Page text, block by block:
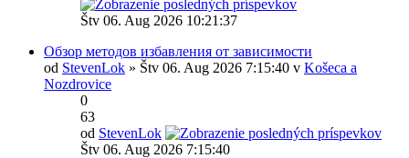
Štv 06. Aug 2026 10:21:37
Обзор методов избавления от зависимости
od StevenLok » Štv 06. Aug 2026 7:15:40 v Košeca a
Nozdrovice
0
63
od StevenLok
Štv 06. Aug 2026 7:15:40